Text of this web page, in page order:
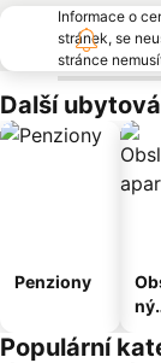
Informace o
stránek, se
stránce
Další
Penziony
ný
Populární